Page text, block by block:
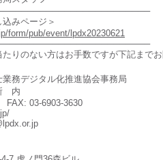
みページ＞
form/pub/event/lpdx20230621
りのない方はお手数ですが下記までお
務デジタル化推進協会事務局
内
FAX: 03-6903-3630